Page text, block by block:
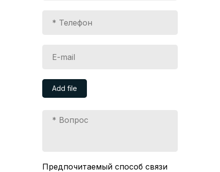
Add file
Предпочитаемый способ связи